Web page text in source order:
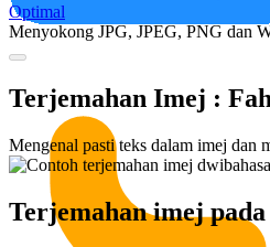
Optimal
Menyokong JPG, JPEG, PNG dan
Terjemahan Imej :
Mengenal pasti teks dalam imej dan
Terjemahan imej